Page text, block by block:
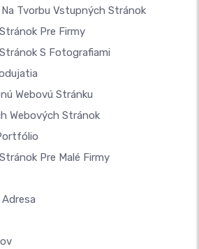
Tvorbu Vstupných Stránok
Pre Firmy
S Fotografiami
Webovú Stránku
Webových Stránok
Pre Malé Firmy